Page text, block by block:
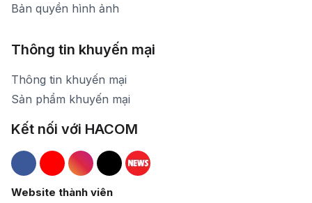
Bản quyền hình ảnh
Thông tin khuyến mại
Thông tin khuyến mại
Sản phẩm khuyến mại
Kết nối với HACOM
Hacom Facebook
Hacom YouTube
Hacom Instagram
Hacom TikTok
Website thành viên